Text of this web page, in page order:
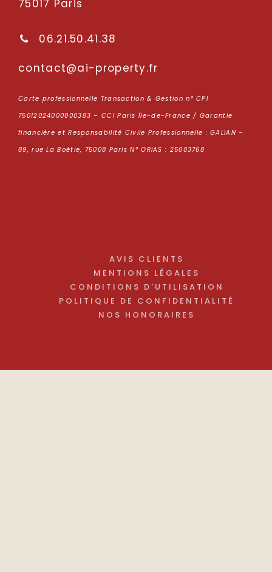
75017 Paris
06.21.50.41.38
rf.yt
repor
p-ia@
tcatn
oc
Carte professionnelle Transaction & Gestion n° CPI
75012024000000383 – CCI Paris Île-de-France / Garantie
financière et Responsabilité Civile Professionnelle : GALIAN –
89, rue La Boétie, 75008 Paris N° ORIAS : 25003768
AVIS CLIENTS
MENTIONS LÉGALES
CONDITIONS D'UTILISATION
POLITIQUE DE CONFIDENTIALITÉ
NOS HONORAIRES